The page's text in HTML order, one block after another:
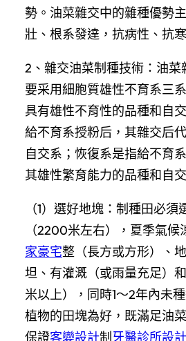
勢。油菜雜交中的雜種優勢
壯、根系發達，抗病性、抗
2、雜交油菜制種技術：油菜
要采用細胞質雄性不育系三
具有雄性不育性的品種和自
給不育系授粉后，其雜交后
自交系；恢復系是指給不育
其雄性繁育能力的品種和自
（1）選好地塊：制種田必須
（2200米左右），夏季氣候
家豪宅整（長方或方形）、
坦、有灌溉（或雨量充足）
米以上），同時1～2年內未
植物的田塊為好，既滿足油
保證客變設計制 牙醫診所設計